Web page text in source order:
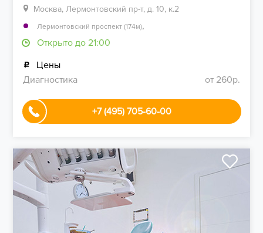
Москва, Лермонтовский пр-т, д. 10, к.2
Лермонтовский проспект (174м),
Открыто до 21:00
Цены
Диагностика
от 260р.
+7 (495) 705-60-00